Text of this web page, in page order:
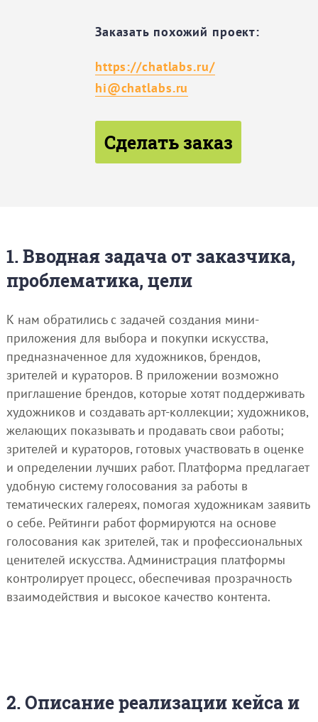
Заказать похожий проект:
https://chatlabs.ru/
hi@chatlabs.ru
Сделать заказ
1. Вводная задача от заказчика,
проблематика, цели
К нам обратились с задачей создания мини-
приложения для выбора и покупки искусства,
предназначенное для художников, брендов,
зрителей и кураторов. В приложении возможно
приглашение брендов, которые хотят поддерживать
художников и создавать арт-коллекции; художников,
желающих показывать и продавать свои работы;
зрителей и кураторов, готовых участвовать в оценке
и определении лучших работ. Платформа предлагает
удобную систему голосования за работы в
тематических галереях, помогая художникам заявить
о себе. Рейтинги работ формируются на основе
голосования как зрителей, так и профессиональных
ценителей искусства. Администрация платформы
контролирует процесс, обеспечивая прозрачность
взаимодействия и высокое качество контента.
2. Описание реализации кейса и